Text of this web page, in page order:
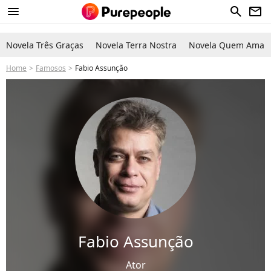
menu search newsletter
Novela Três Graças Novela Terra Nostra Novela Quem Ama
Home Famosos Fabio Assunção
Fabio Assunção
Ator